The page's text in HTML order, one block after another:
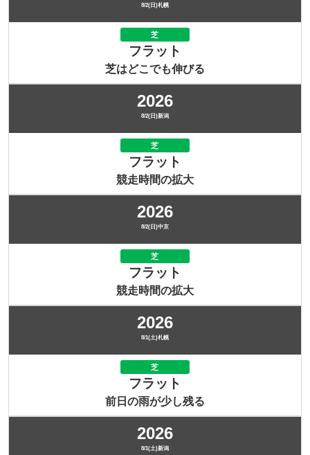
8/2(日)札幌
芝
フラット
芝はどこでも伸びる
2026
8/2(日)新潟
芝
フラット
競走時間の拡大
2026
8/2(日)中京
芝
フラット
競走時間の拡大
2026
8/1(土)札幌
芝
フラット
前日の雨が少し残る
2026
8/1(土)新潟